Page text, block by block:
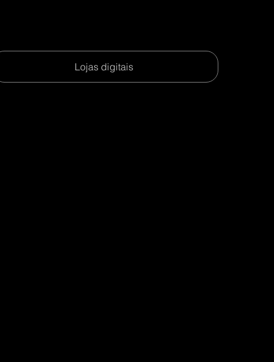
Lojas digitais